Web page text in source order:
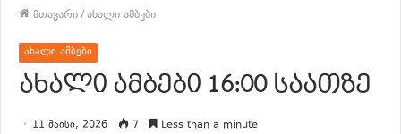
მთავარი/ახალი ამბები
ახალი ამბები
ახალი ამბები 16:00 საათზე
11 მაისი, 2026 7 Less than a minute